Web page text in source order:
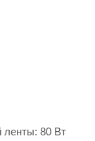
ленты: 80 Вт